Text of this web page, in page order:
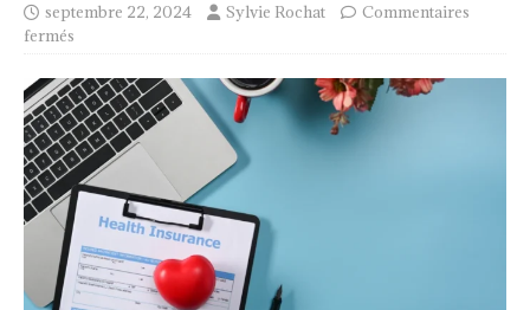
septembre 22, 2024 Sylvie Rochat
Commentaires
fermés